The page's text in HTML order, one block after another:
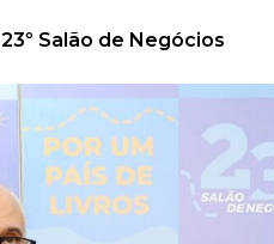
23º Salão de Negócios